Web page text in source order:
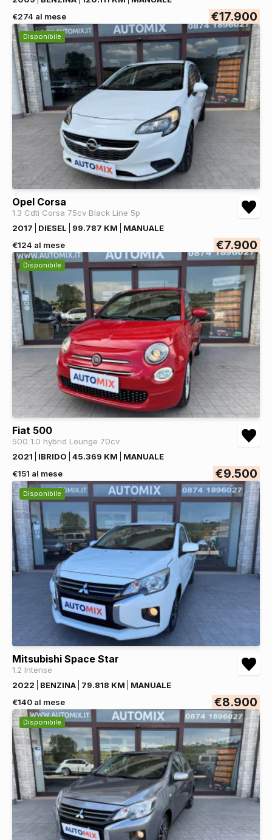
€274 al mese
€17.900
Disponibile
Opel Corsa
1.3 Cdti Corsa 75cv Black Line 5p
2017
DIESEL 99.787 KM
MANUALE
€124 al mese
€7.900
Disponibile
Fiat 500
500 1.0 hybrid Lounge 70cv
2021
IBRIDO 45.369 KM
MANUALE
€151 al mese
€9.500
Disponibile
Mitsubishi Space Star
1.2 Intense
2022
BENZINA 79.818 KM
MANUALE
€140 al mese
€8.900
Disponibile